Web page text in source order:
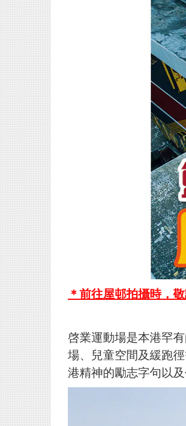
＊前往屋邨拍攝時，
啓業運動場是本港罕
場、兒童空間及緩跑
港精神的勵志字句以